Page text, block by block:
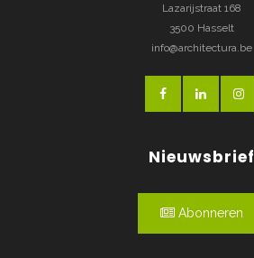
Lazarijstraat 168
3500 Hasselt
info@architectura.be
Nieuwsbrief
Abonneren